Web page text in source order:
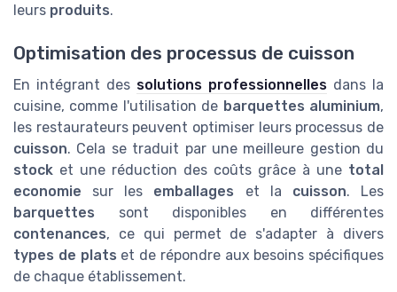
leurs produits.
Optimisation des processus de cuisson
En intégrant des solutions professionnelles dans la
cuisine, comme l'utilisation de barquettes aluminium,
les restaurateurs peuvent optimiser leurs processus de
cuisson. Cela se traduit par une meilleure gestion du
stock et une réduction des coûts grâce à une total
economie sur les emballages et la cuisson. Les
barquettes sont disponibles en différentes
contenances, ce qui permet de s'adapter à divers
types de plats et de répondre aux besoins spécifiques
de chaque établissement.